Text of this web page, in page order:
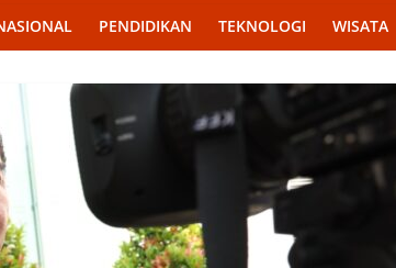
Tingkat
PENDIDIKAN TEKNOLOGI WISATA